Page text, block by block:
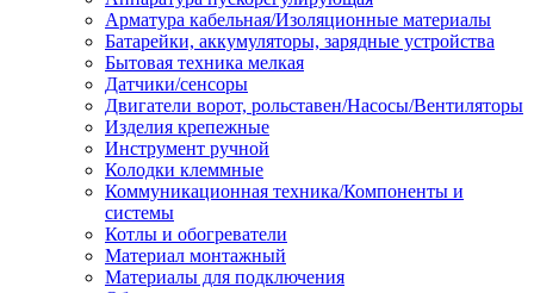
Арматура кабельная/Изоляционные материалы
Батарейки, аккумуляторы, зарядные устройства
Бытовая техника мелкая
Датчики/сенсоры
Двигатели ворот, рольставен/Насосы/Вентиляторы
Изделия крепежные
Инструмент ручной
Колодки клеммные
Коммуникационная техника/Компоненты и
системы
Котлы и обогреватели
Материал монтажный
Материалы для подключения